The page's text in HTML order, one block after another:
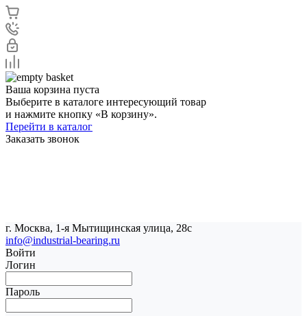
Ваша корзина пуста
Выберите в каталоге интересующий товар
и нажмите кнопку «В корзину».
Перейти в каталог
Заказать звонок
г. Москва, 1-я Мытищинская улица, 28с
info@industrial-bearing.ru
Войти
Логин
Пароль